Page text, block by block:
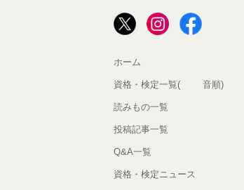
ホーム
資格・検定一覧(50音順)
読みもの一覧
投稿記事一覧
Q&A一覧
資格・検定ニュース